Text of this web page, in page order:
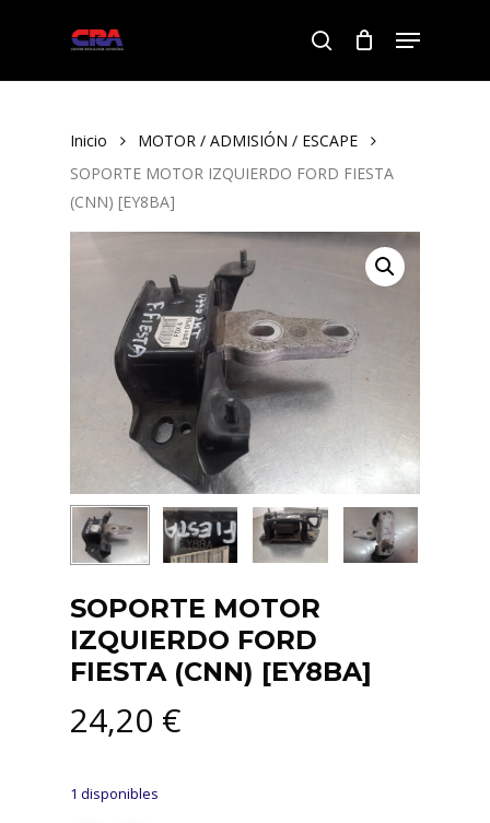
search
Menu
Inicio
MOTOR / ADMISIÓN / ESCAPE
SOPORTE MOTOR IZQUIERDO FORD FIESTA
(CNN) [EY8BA]
SOPORTE MOTOR
IZQUIERDO FORD
FIESTA (CNN) [EY8BA]
24,20 €
1 disponibles